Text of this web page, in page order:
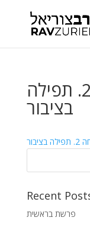
ואתחנן. שיחה 2. תפילה
בציבור
Recent
פרשת בראשית